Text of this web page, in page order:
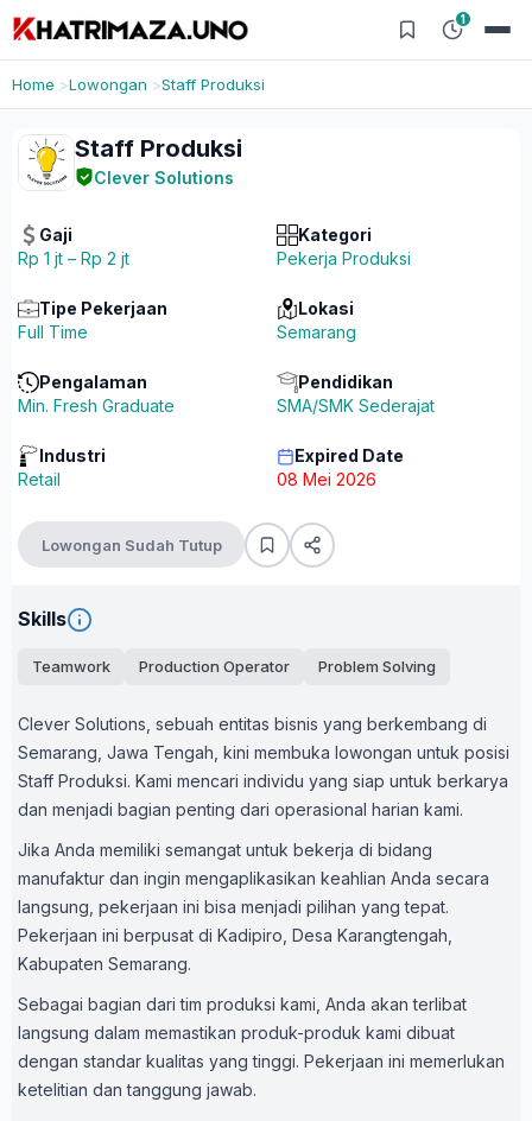
1
Home Lowongan Staff Produksi
Staff Produksi
Clever Solutions
Gaji
Rp 1 jt – Rp 2 jt
Kategori
Pekerja Produksi
Tipe Pekerjaan
Full Time
Lokasi
Semarang
Pengalaman
Min. Fresh Graduate
Pendidikan
SMA/SMK Sederajat
Industri
Retail
Expired Date
08 Mei 2026
Lowongan Sudah Tutup
Skills
Teamwork Production Operator Problem Solving
Clever Solutions, sebuah entitas bisnis yang berkembang di
Semarang, Jawa Tengah, kini membuka lowongan untuk posisi
Staff Produksi. Kami mencari individu yang siap untuk berkarya
dan menjadi bagian penting dari operasional harian kami.
Jika Anda memiliki semangat untuk bekerja di bidang
manufaktur dan ingin mengaplikasikan keahlian Anda secara
langsung, pekerjaan ini bisa menjadi pilihan yang tepat.
Pekerjaan ini berpusat di Kadipiro, Desa Karangtengah,
Kabupaten Semarang.
Sebagai bagian dari tim produksi kami, Anda akan terlibat
langsung dalam memastikan produk-produk kami dibuat
dengan standar kualitas yang tinggi. Pekerjaan ini memerlukan
ketelitian dan tanggung jawab.